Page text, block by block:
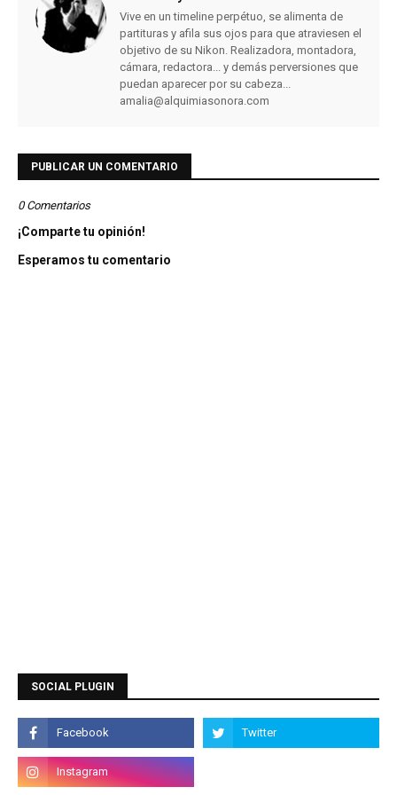
Vive en un timeline perpétuo, se alimenta de
partituras y afila sus ojos para que atraviesen el
objetivo de su Nikon. Realizadora, montadora,
cámara, redactora... y demás perversiones que
puedan aparecer por su cabeza...
amalia@alquimiasonora.com
PUBLICAR UN COMENTARIO
0 Comentarios
¡Comparte tu opinión!
Esperamos tu comentario
SOCIAL PLUGIN